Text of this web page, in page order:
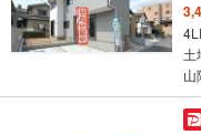
土